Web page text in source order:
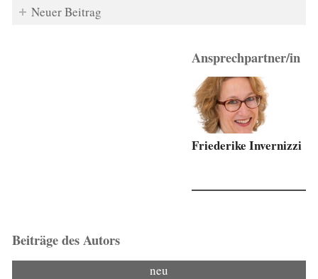
Neuer Beitrag
Ansprechpartner/in
Friederike Invernizzi
Beiträge des Autors
neu